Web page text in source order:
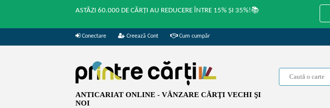
ASTĂZI 60.000 DE CĂRȚI AU REDUCERE ÎNTRE 15% ȘI 35%!📚
Conectare Creează Cont Cum cumpăr
ANTICARIAT ONLINE - VÂNZARE CĂRŢI VECHI ŞI
NOI